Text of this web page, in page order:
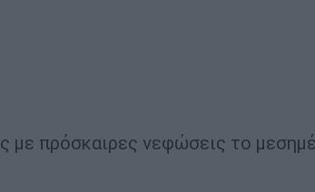
με πρόσκαιρες νεφώσεις το